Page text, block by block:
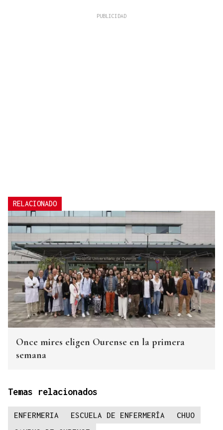
RELACIONADO
Once mires eligen Ourense en la primera
semana
Temas relacionados
ENFERMERIA ESCUELA DE ENFERMERÍA
CHUO